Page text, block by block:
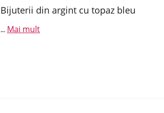
Bijuterii din argint cu topaz bleu
... Mai mult